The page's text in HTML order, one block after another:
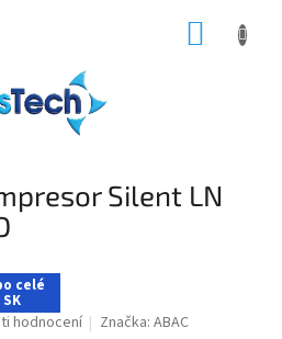
Silent LN
celé
SK
hodnocení Značka:ABAC